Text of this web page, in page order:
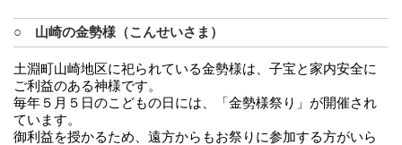
○ 山崎の金勢様（こんせいさま）
土淵町山崎地区に祀られている金勢様は、子宝と家内安全に
ご利益のある神様です。
毎年５月５日のこどもの日には、「金勢様祭り」が開催され
ています。
御利益を授かるため、遠方からもお祭りに参加する方がいら